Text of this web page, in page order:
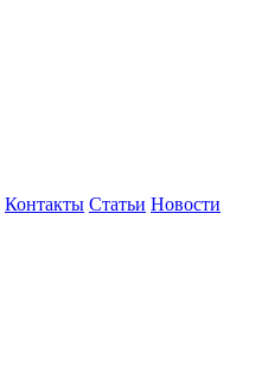
Контакты Статьи Новости